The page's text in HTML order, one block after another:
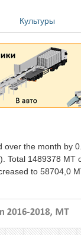
Культуры
over the month by
Total 1489378 MT
to 58704,0